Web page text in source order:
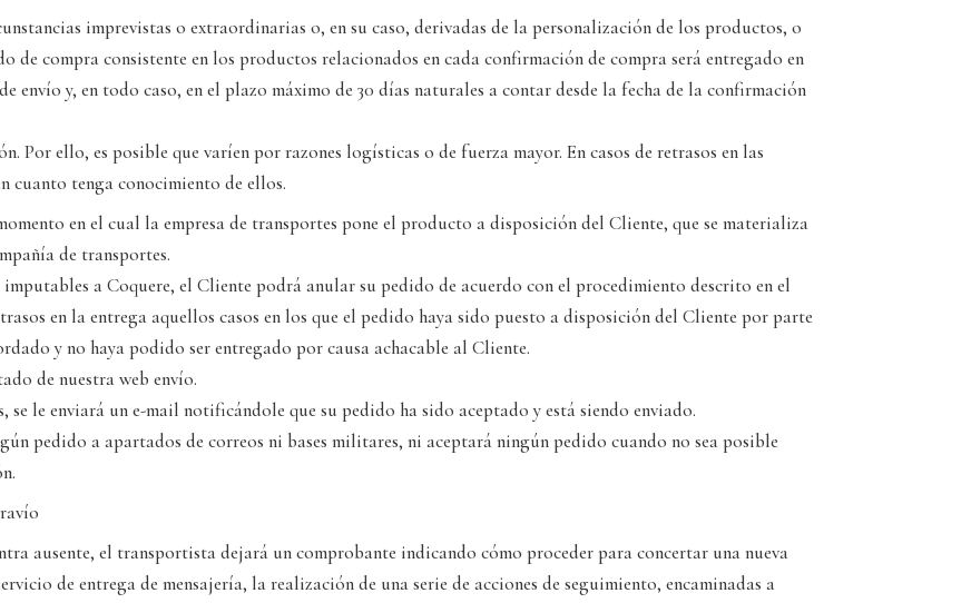
imprevistas o extraordinarias o, en su caso, derivadas de la personalización de los productos, o
de compra consistente en los productos relacionados en cada confirmación de compra será entregado en
envío y, en todo caso, en el plazo máximo de 30 días naturales a contar desde la fecha de la confirmación
Por ello, es posible que varíen por razones logísticas o de fuerza mayor. En casos de retrasos en las
cuanto tenga conocimiento de ellos.
en el cual la empresa de transportes pone el producto a disposición del Cliente, que se materializa
de transportes.
a Coquere, el Cliente podrá anular su pedido de acuerdo con el procedimiento descrito en el
en la entrega aquellos casos en los que el pedido haya sido puesto a disposición del Cliente por parte
y no haya podido ser entregado por causa achacable al Cliente.
de nuestra web envío.
se le enviará un e-mail notificándole que su pedido ha sido aceptado y está siendo enviado.
pedido a apartados de correos ni bases militares, ni aceptará ningún pedido cuando no sea posible
ausente, el transportista dejará un comprobante indicando cómo proceder para concertar una nueva
de entrega de mensajería, la realización de una serie de acciones de seguimiento, encaminadas a